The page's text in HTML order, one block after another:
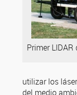
Primer
utilizar los
del medio